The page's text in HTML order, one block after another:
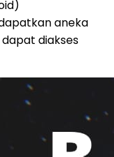
aneka
diakses